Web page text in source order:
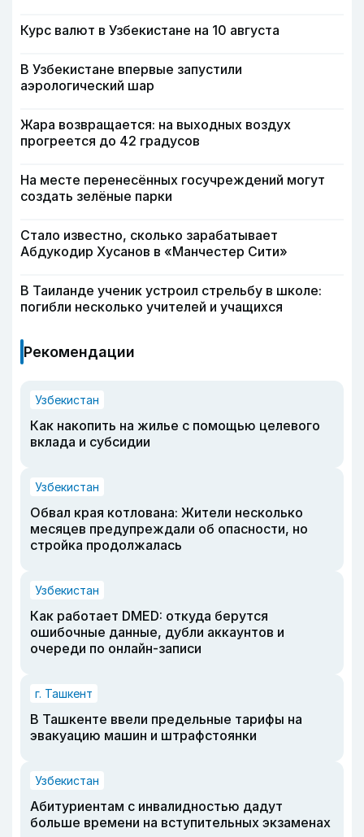
Курс валют в Узбекистане на 10 августа
В Узбекистане впервые запустили
аэрологический шар
Жара возвращается: на выходных воздух
прогреется до 42 градусов
На месте перенесённых госучреждений могут
создать зелёные парки
Стало известно, сколько зарабатывает
Абдукодир Хусанов в «Манчестер Сити»
В Таиланде ученик устроил стрельбу в школе:
погибли несколько учителей и учащихся
Рекомендации
Узбекистан
Как накопить на жилье с помощью целевого
вклада и субсидии
Узбекистан
Обвал края котлована: Жители несколько
месяцев предупреждали об опасности, но
стройка продолжалась
Узбекистан
Как работает DMED: откуда берутся
ошибочные данные, дубли аккаунтов и
очереди по онлайн-записи
г. Ташкент
В Ташкенте ввели предельные тарифы на
эвакуацию машин и штрафстоянки
Узбекистан
Абитуриентам с инвалидностью дадут
больше времени на вступительных экзаменах